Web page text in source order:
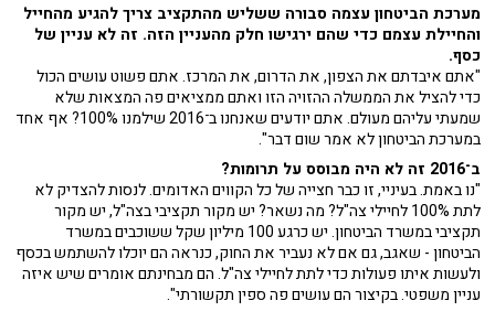
מערכת הביטחון עצמה סבורה ששליש מהתקציב צריך להגיע מהחייל
והחיילת עצמם כדי שהם ירגישו חלק מהעניין הזה. זה לא עניין של
כסף.
"אתם איבדתם את הצפון, את הדרום, את המרכז. אתם פשוט עושים הכול
כדי להציל את הממשלה ההזויה הזו ואתם ממציאים פה המצאות שלא
שמעתי עליהם מעולם. אתם יודעים שאנחנו ב־2016 שילמנו 100%? אף אחד
במערכת הביטחון לא אמר שום דבר".
ב־2016 זה לא היה מבוסס על תרומות?
"נו באמת. בעיניי, זו כבר חצייה של כל הקווים האדומים. לנסות להצדיק לא
לתת 100% לחיילי צה"ל? מה נשאר? יש מקור תקציבי בצה"ל, יש מקור
תקציבי במשרד הביטחון. יש כרגע 100 מיליון שקל ששוכבים במשרד
הביטחון - שאגב, גם אם לא נעביר את החוק, כנראה הם יוכלו להשתמש בכסף
ולעשות איתו פעולות כדי לתת לחיילי צה"ל. הם מבחינתם אומרים שיש איזה
עניין משפטי. בקיצור הם עושים פה ספין תקשורתי".